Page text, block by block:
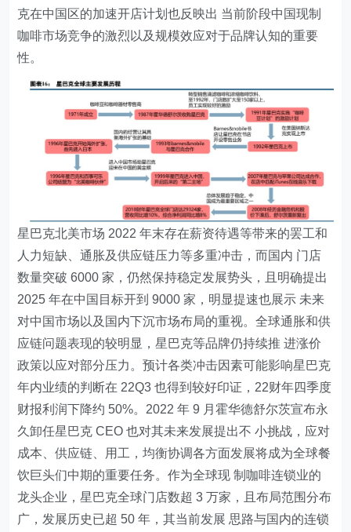
克在中国区的加速开店计划也反映出 当前阶段中国现制
咖啡市场竞争的激烈以及规模效应对于品牌认知的重要
性。
星巴克北美市场 2022 年末存在薪资待遇等带来的罢工和
人力短缺、通胀及供应链压力等多重冲击，而国内 门店
数量突破 6000 家，仍然保持稳定发展势头，且明确提出
2025 年在中国目标开到 9000 家，明显提速也展示 未来
对中国市场以及国内下沉市场布局的重视。全球通胀和供
应链问题表现的较明显，星巴克等品牌仍持续推 进涨价
政策以应对部分压力。预计各类冲击因素可能影响星巴克
年内业绩的判断在 22Q3 也得到较好印证，22财年四季度
财报利润下降约 50%。2022 年 9 月霍华德舒尔茨宣布永
久卸任星巴克 CEO 也对其未来发展提出不 小挑战，应对
成本、供应链、用工，均衡协调各方面发展将成为全球餐
饮巨头们中期的重要任务。作为全球现 制咖啡连锁业的
龙头企业，星巴克全球门店数超 3 万家，且布局范围分布
广，发展历史已超 50 年，其当前发展 思路与国内的连锁